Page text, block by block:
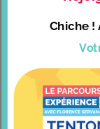
Chiche !